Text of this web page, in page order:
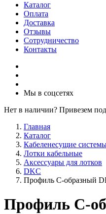
Каталог
Оплата
Доставка
Отзывы
Сотрудничество
Контакты
Мы в соцсетях
Нет в наличии? Привезем под
Главная
Каталог
Кабеленесущие
Лотки кабельные
Аксессуары для лотков
DKC
Профиль С-образный
Профиль С-